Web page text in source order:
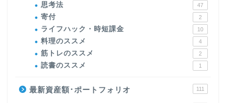
思考法 47
寄付 2
ライフハック・時短課金 10
料理のススメ 4
筋トレのススメ 2
読書のススメ 1
最新資産額･ポートフォリオ 111